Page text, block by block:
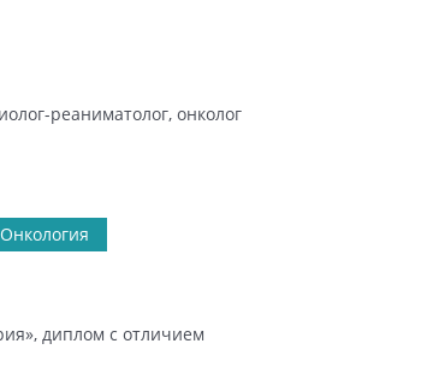
реаниматолог, онколог
Онкология
диплом с отличием